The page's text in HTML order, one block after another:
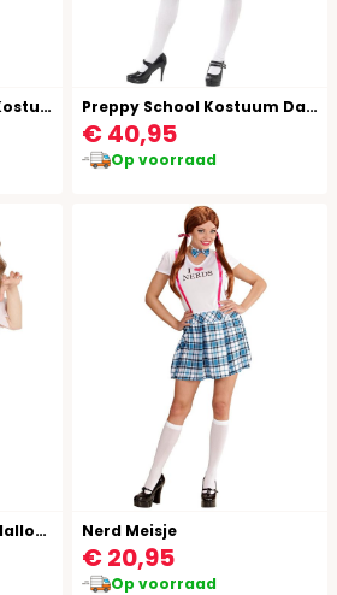
Schots Schoolmeisje Kostuum Preppy School Kostuum Dames
€ 40,95
Op voorraad
Zombie Student Jurk Halloween Kind Nerd Meisje
€ 20,95
Op voorraad